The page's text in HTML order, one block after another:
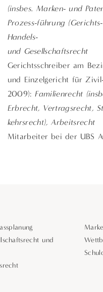
(insbes. Marken- und
Prozess-führung
Handels-
und Gesellschaftsrecht
Gerichtsschreiber am
und Einzelgericht für
2009): Familienrecht
Erbrecht, Vertragsrecht,
kehrsrecht), Arbeitsrecht
Mitarbeiter bei der UBS
und